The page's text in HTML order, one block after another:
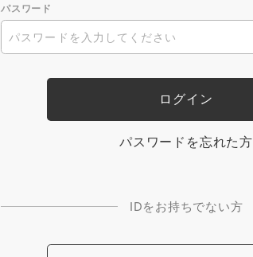
パスワード
パスワードを忘れた方
IDをお持ちでない方